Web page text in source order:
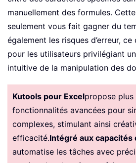
manuellement des formules.
seulement vous fait gagner du
également les risques d’erreur,
pour les utilisateurs privilégiant
intuitive de la manipulation des
Kutools pour Excelpropose
fonctionnalités avancées pour
complexes, stimulant ainsi
efficacité.Intégré aux capacités
automatise les tâches avec